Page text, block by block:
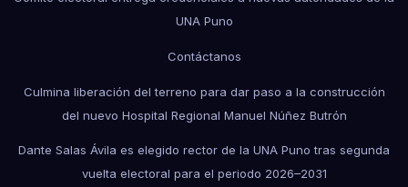
UNA Puno
Contáctanos
Culmina liberación del terreno para dar paso a la construcción
del nuevo Hospital Regional Manuel Núñez Butrón
Dante Salas Ávila es elegido rector de la UNA Puno tras segunda
vuelta electoral para el periodo 2026–2031